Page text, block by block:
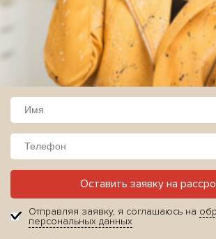
Оставить заявку на
Отправляя заявку, я соглашаюсь на
персональных данных